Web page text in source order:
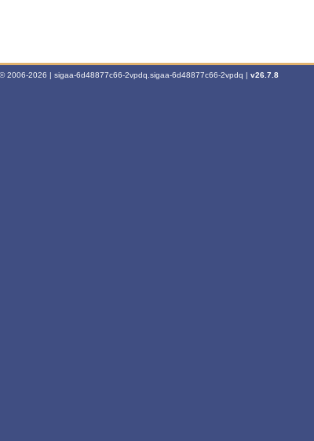
2006-2026 | sigaa-6d48877c66-2vpdq.sigaa-6d48877c66-2vpdq | v26.7.8